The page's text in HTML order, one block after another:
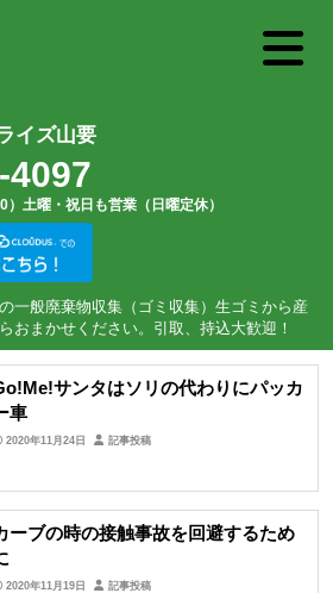
イズ山要
4097
土曜・祝日も営業（日曜定休）
一般廃棄物収集（ゴミ収集）生ゴミから産
おまかせください。引取、持込大歓迎！
サンタはソリの代わりにパッカ
車
2020年11月24日 記事投稿
ーブの時の接触事故を回避するため
2020年11月19日 記事投稿